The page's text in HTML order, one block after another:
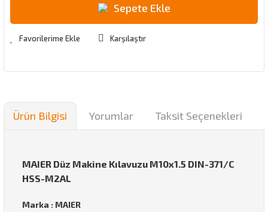
Sepete Ekle
Karşılaştır
Ürün Bilgisi Yorumlar Taksit Seçenekleri
MAIER Düz Makine Kılavuzu M10x1.5 DIN-371/C
HSS-M2AL
Marka : MAIER